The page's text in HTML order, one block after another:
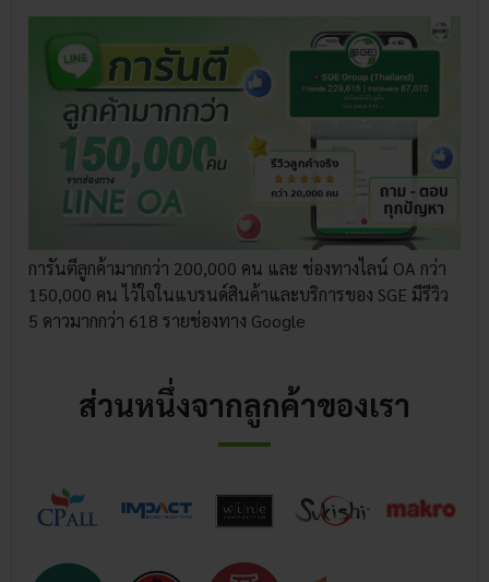
การันตีลูกค้ามากกว่า 200,000 คน และ ช่องทางไลน์ OA กว่า
150,000 คน ไว้ใจในแบรนด์สินค้าและบริการของ SGE มีรีวิว
5 ดาวมากกว่า 618 รายช่องทาง Google
ส่วนหนึ่งจากลูกค้าของเรา